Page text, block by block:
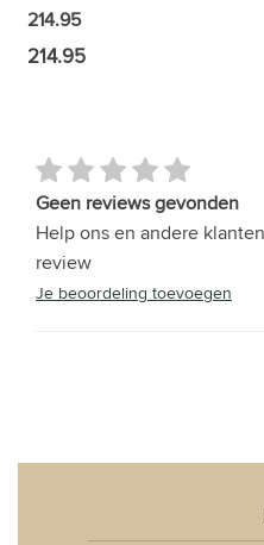
214.95
214.95
Geen reviews gevonden
Help ons en andere
review
Je beoordeling toevoegen